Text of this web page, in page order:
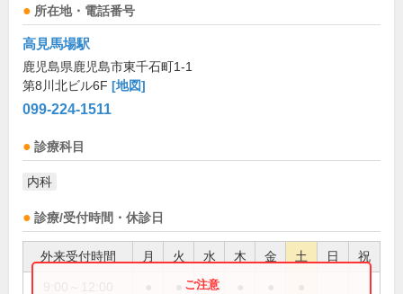
所在地・電話番号
高見馬場駅
鹿児島県鹿児島市東千石町1-1
第8川北ビル6F [地図]
099-224-1511
診療科目
内科
診療/受付時間・休診日
外来受付時間 月 火 水 木 金 土 日 祝
●